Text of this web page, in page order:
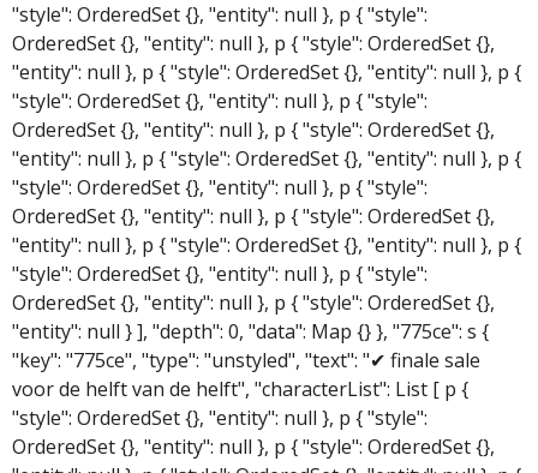
"style": OrderedSet {}, "entity": null }, p { "style":
OrderedSet {}, "entity": null }, p { "style": OrderedSet {},
"entity": null }, p { "style": OrderedSet {}, "entity": null }, p {
"style": OrderedSet {}, "entity": null }, p { "style":
OrderedSet {}, "entity": null }, p { "style": OrderedSet {},
"entity": null }, p { "style": OrderedSet {}, "entity": null }, p {
"style": OrderedSet {}, "entity": null }, p { "style":
OrderedSet {}, "entity": null }, p { "style": OrderedSet {},
"entity": null }, p { "style": OrderedSet {}, "entity": null }, p {
"style": OrderedSet {}, "entity": null }, p { "style":
OrderedSet {}, "entity": null }, p { "style": OrderedSet {},
"entity": null } ], "depth": 0, "data": Map {} }, "775ce": s {
"key": "775ce", "type": "unstyled", "text": "✔ finale sale
voor de helft van de helft", "characterList": List [ p {
"style": OrderedSet {}, "entity": null }, p { "style":
OrderedSet {}, "entity": null }, p { "style": OrderedSet {},